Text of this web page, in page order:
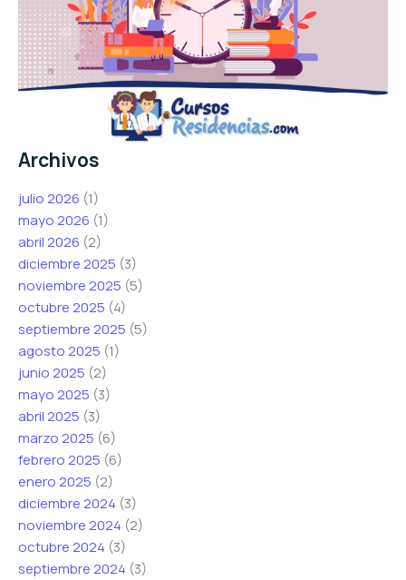
Archivos
julio 2026 (1)
mayo 2026 (1)
abril 2026 (2)
diciembre 2025 (3)
noviembre 2025 (5)
octubre 2025 (4)
septiembre 2025 (5)
agosto 2025 (1)
junio 2025 (2)
mayo 2025 (3)
abril 2025 (3)
marzo 2025 (6)
febrero 2025 (6)
enero 2025 (2)
diciembre 2024 (3)
noviembre 2024 (2)
octubre 2024 (3)
septiembre 2024 (3)